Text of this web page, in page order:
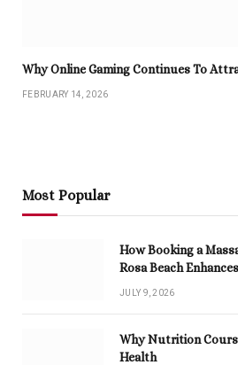
Why Online Gaming Continues To
FEBRUARY 14, 2026
Most Popular
How Booking a
Rosa Beach
JULY 9, 2026
Why Nutrition
Health